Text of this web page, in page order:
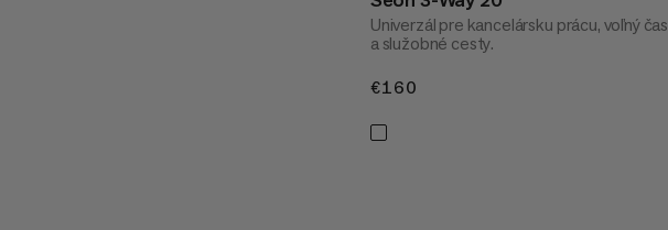
Univerzál pre kancelársku prácu, voľný čas
a služobné cesty.
€160